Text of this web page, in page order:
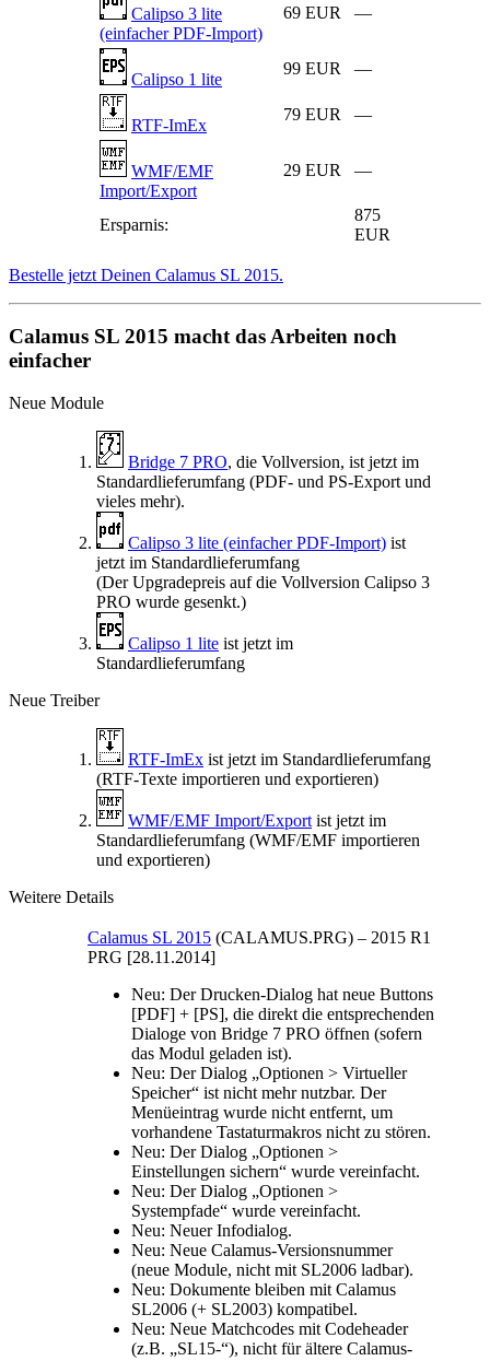
Calipso 3 lite
(einfacher PDF-Import)
69 EUR —
Calipso 1 lite
99 EUR —
RTF-ImEx
79 EUR —
WMF/EMF
Import/Export
29 EUR —
Ersparnis:
875
EUR
Bestelle jetzt Deinen Calamus SL 2015.
Calamus SL 2015 macht das Arbeiten noch
einfacher
Neue Module
Bridge 7 PRO, die Vollversion, ist jetzt im
Standardlieferumfang (PDF- und PS-Export und
vieles mehr).
Calipso 3 lite (einfacher PDF-Import) ist
jetzt im Standardlieferumfang
(Der Upgradepreis auf die Vollversion Calipso 3
PRO wurde gesenkt.)
Calipso 1 lite ist jetzt im
Standardlieferumfang
Neue Treiber
RTF-ImEx ist jetzt im Standardlieferumfang
(RTF-Texte importieren und exportieren)
WMF/EMF Import/Export ist jetzt im
Standardlieferumfang (WMF/EMF importieren
und exportieren)
Weitere Details
Calamus SL 2015 (CALAMUS.PRG) – 2015 R1
PRG [28.11.2014]
Neu: Der Drucken-Dialog hat neue Buttons
[PDF] + [PS], die direkt die entsprechenden
Dialoge von Bridge 7 PRO öffnen (sofern
das Modul geladen ist).
Neu: Der Dialog
Optionen > Virtueller
Speicher
ist nicht mehr nutzbar. Der
Menüeintrag wurde nicht entfernt, um
vorhandene Tastaturmakros nicht zu stören.
Neu: Der Dialog
Optionen >
Einstellungen sichern
wurde vereinfacht.
Neu: Der Dialog
Optionen >
Systempfade
wurde vereinfacht.
Neu: Neuer Infodialog.
Neu: Neue Calamus-Versionsnummer
(neue Module, nicht mit SL2006 ladbar).
Neu: Dokumente bleiben mit Calamus
SL2006 (+ SL2003) kompatibel.
Neu: Neue Matchcodes mit Codeheader
(z.B.
SL15- ), nicht für ältere Calamus-